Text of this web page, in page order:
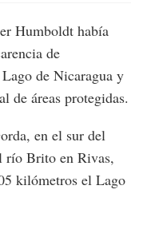
Humboldt había
de
de Nicaragua y
de áreas protegidas.
en el sur del
río Brito en Rivas,
kilómetros el Lago